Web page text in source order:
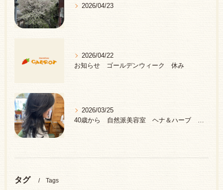
2026/04/23
2026/04/22
お知らせ ゴールデンウィーク 休み
2026/03/25
40歳から 自然派美容室 ヘナ＆ハーブ 中野区 新井薬師前駅
タグ Tags